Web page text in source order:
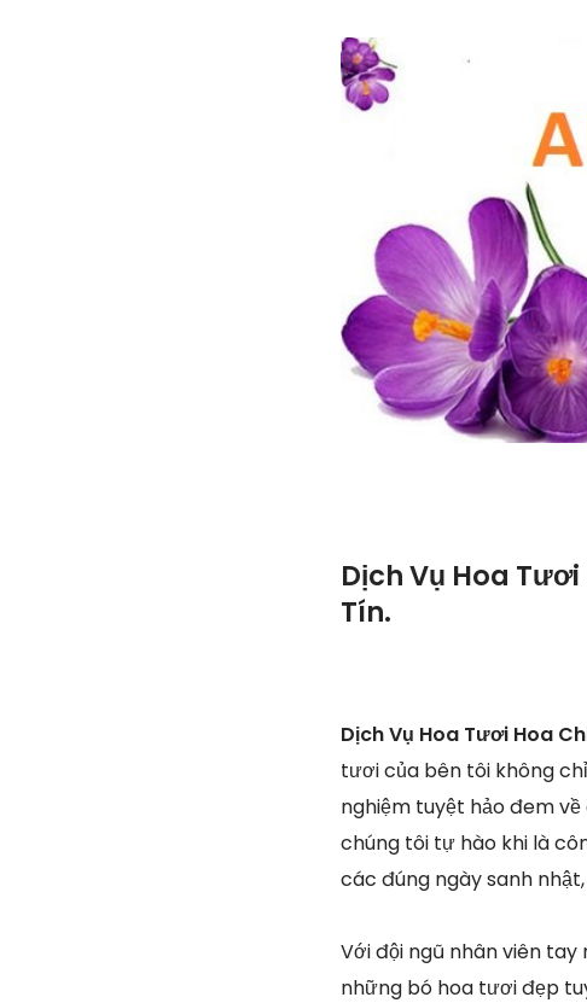
Dịch Vụ Hoa
Tín.
Dịch Vụ Hoa Tươi Hoa
tươi của bên tôi không
nghiệm tuyệt hảo đem
chúng tôi tự hào khi là
các đúng ngày sanh
Với đội ngũ nhân viên
những bó hoa tươi đẹp